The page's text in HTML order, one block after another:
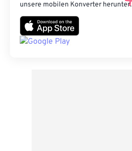
unsere mobilen Konverter herunter.